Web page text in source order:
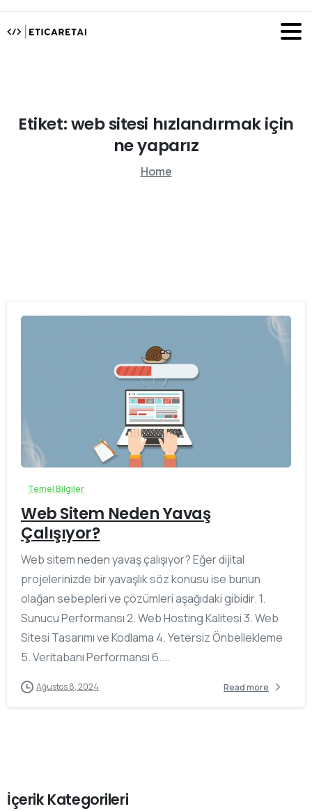
Etiket:websitesi hızlandırmakiçin
neyaparız
Home
Temel Bilgiler
Web Sitem Neden Yavaş
Çalışıyor?
Web sitem neden yavaş çalışıyor? Eğer dijital
projelerinizde bir yavaşlık söz konusu ise bunun
olağan sebepleri ve çözümleri aşağıdaki gibidir. 1.
Sunucu Performansı 2. Web Hosting Kalitesi 3. Web
Sitesi Tasarımı ve Kodlama 4. Yetersiz Önbellekleme
5. Veritabanı Performansı 6....
Ağustos 8, 2024 Read more
İçerik Kategorileri